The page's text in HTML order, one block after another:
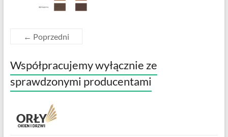
← Poprzedni
Współpracujemy wyłącznie ze
sprawdzonymi producentami